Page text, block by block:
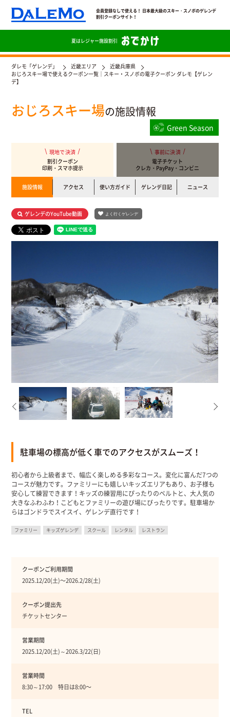
会員登録なしで使える！ 日本最大級のスキー・スノボのゲレンデ
割引クーポンサイト！
夏はレジャー施設割引
ダレモ「ゲレンデ」 近畿エリア
近畿兵庫県
おじろスキー場で使えるクーポン一覧｜スキー・スノボの電子クーポン ダレモ【ゲレン
デ】
おじろスキー場の施設情報
Green Season
現地で決済
割引クーポン
印刷・スマホ提示
事前に決済
電子チケット
クレカ・PayPay・コンビニ
施設情報 アクセス 使い方ガイド ゲレンデ日記 ニュース
ゲレンデのYouTube動画 よく行くゲレンデ
駐車場の標高が低く車でのアクセスがスムーズ！
初心者から上級者まで、幅広く楽しめる多彩なコース。変化に富んだ7つの
コースが魅力です。ファミリーにも嬉しいキッズエリアもあり、お子様も
安心して練習できます！キッズの練習用にぴったりのベルトと、大人気の
大きなふわふわ！こどもとファミリーの遊び場にぴったりです。駐車場か
らはゴンドラでスイスイ、ゲレンデ直行です！
ファミリー キッズゲレンデ スクール レンタル レストラン
クーポンご利用期間
2025.12/20(土)〜2026.2/28(土)
クーポン提出先
チケットセンター
営業期間
2025.12/20(土)～2026.3/22(日)
営業時間
8:30～17:00 特日は8:00〜
TEL